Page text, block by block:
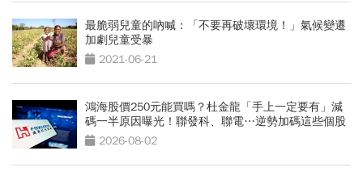
最脆弱兒童的吶喊：「不要再破壞環境！」氣候變遷
加劇兒童受暴
2021-06-21
鴻海股價250元能買嗎？杜金龍「手上一定要有」減
碼一半原因曝光！聯發科、聯電…逆勢加碼這些個股
2026-08-02